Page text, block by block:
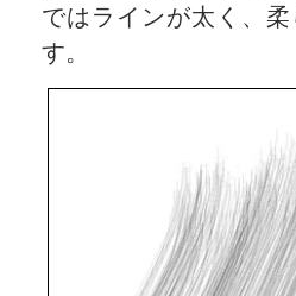
ではラインが太く、
す。